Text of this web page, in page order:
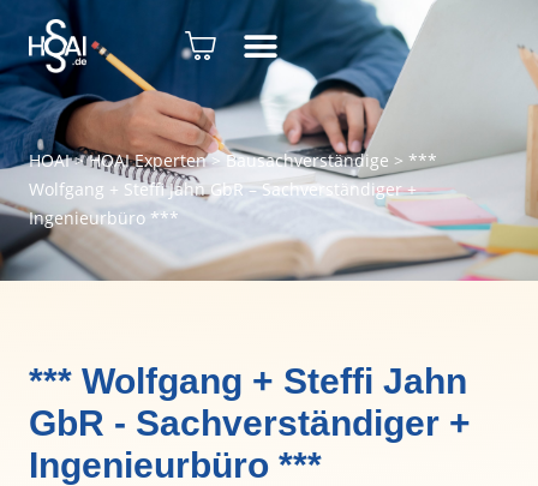
HOAI>HOAI Experten>Bausachverständige > ***
Wolfgang + Steffi Jahn GbR – Sachverständiger +
Ingenieurbüro ***
*** Wolfgang + Steffi Jahn
GbR - Sachverständiger +
Ingenieurbüro ***